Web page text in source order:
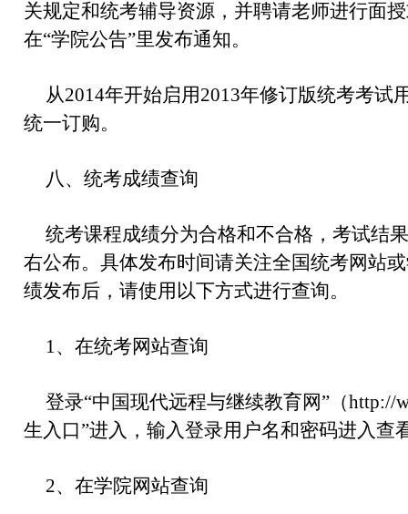
关规定和统考辅导资源，并聘请老师进行面
在“学院公告”里发布通知。
从2014年开始启用2013年修订版统考考试
统一订购。
八、统考成绩查询
统考课程成绩分为合格和不合格，考试结
右公布。具体发布时间请关注全国统考网站
绩发布后，请使用以下方式进行查询。
1、在统考网站查询
登录“中国现代远程与继续教育网”（http://
生入口”进入，输入登录用户名和密码进入查
2、在学院网站查询